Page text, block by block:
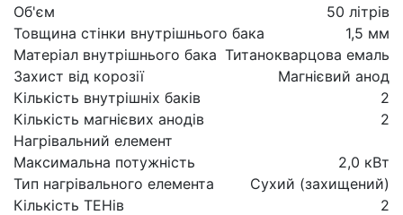
Об'єм
50 літрів
Товщина стінки внутрішнього бака
1,5 мм
Матеріал внутрішнього бака Титанокварцова емаль
Захист від корозії
Магнієвий анод
Кількість внутрішніх баків
2
Кількість магнієвих анодів
2
Нагрівальний елемент
Максимальна потужність
2,0 кВт
Тип нагрівального елемента
Сухий (захищений)
Кількість ТЕНів
2